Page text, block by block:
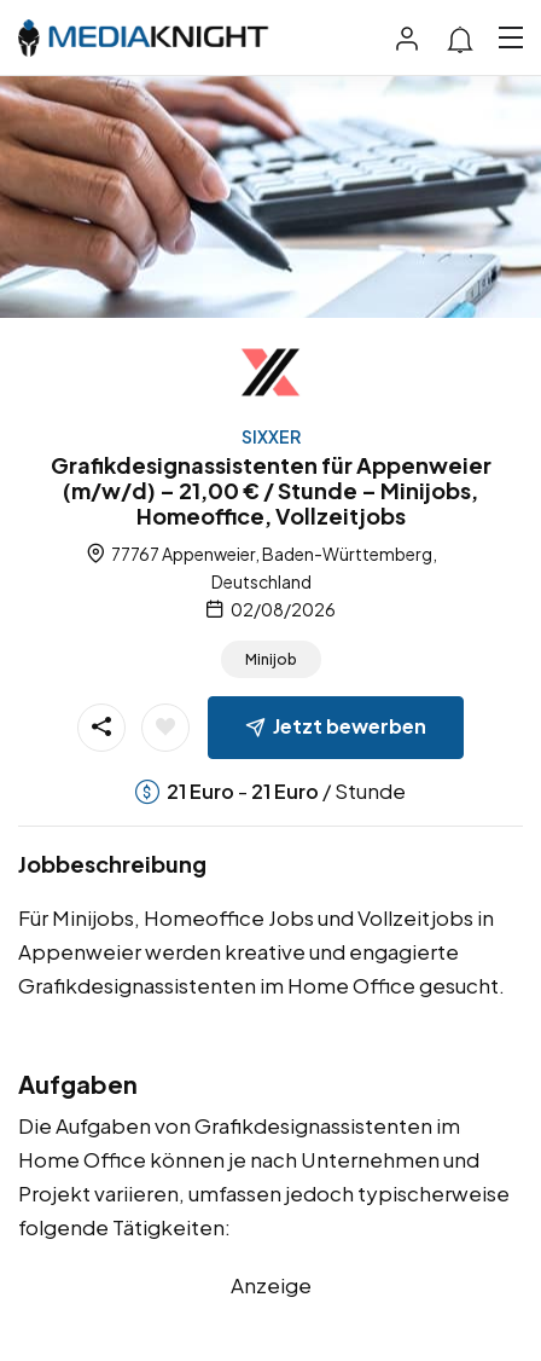
SIXXER
Grafikdesignassistenten für Appenweier
(m/w/d) – 21,00 € / Stunde – Minijobs,
Homeoffice, Vollzeitjobs
77767 Appenweier, Baden-Württemberg,
Deutschland
02/08/2026
Minijob
Jetzt bewerben
21 Euro - 21 Euro / Stunde
Jobbeschreibung
Für Minijobs, Homeoffice Jobs und Vollzeitjobs in
Appenweier werden kreative und engagierte
Grafikdesignassistenten im Home Office gesucht.
Aufgaben
Die Aufgaben von Grafikdesignassistenten im
Home Office können je nach Unternehmen und
Projekt variieren, umfassen jedoch typischerweise
folgende Tätigkeiten:
Anzeige